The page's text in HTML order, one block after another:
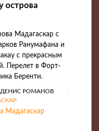
острова
Мадагаскар с
Ранумафана и
с прекрасным
Перелет в Форт-
Беренти.
ДЕНИС РОМАНОВ
Мадагаскар